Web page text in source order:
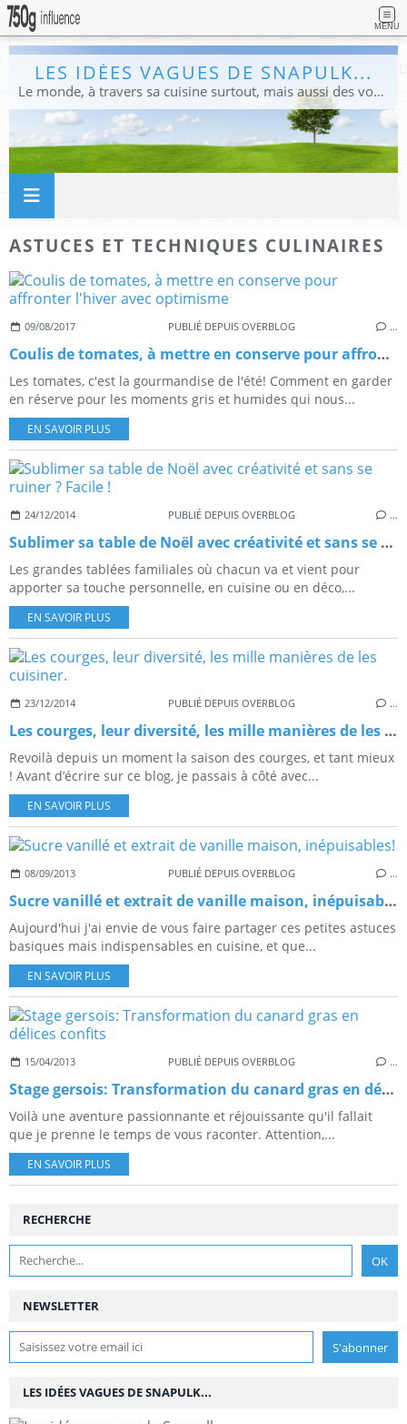
MENU
LES IDÉES VAGUES DE SNAPULK...
Le monde, à travers sa cuisine surtout, mais aussi des voyages, et des idées.
ASTUCES ET TECHNIQUES CULINAIRES
09/08/2017 PUBLIÉ DEPUIS OVERBLOG …
Coulis de tomates, à mettre en conserve pour affronter l'hiver avec optimisme
Les tomates, c'est la gourmandise de l'été! Comment en garder
en réserve pour les moments gris et humides qui nous...
EN SAVOIR PLUS
24/12/2014 PUBLIÉ DEPUIS OVERBLOG …
Sublimer sa table de Noël avec créativité et sans se ruiner ? Facile !
Les grandes tablées familiales où chacun va et vient pour
apporter sa touche personnelle, en cuisine ou en déco,...
EN SAVOIR PLUS
23/12/2014 PUBLIÉ DEPUIS OVERBLOG …
Les courges, leur diversité, les mille manières de les cuisiner.
Revoilà depuis un moment la saison des courges, et tant mieux
! Avant d’écrire sur ce blog, je passais à côté avec...
EN SAVOIR PLUS
08/09/2013 PUBLIÉ DEPUIS OVERBLOG …
Sucre vanillé et extrait de vanille maison, inépuisables!
Aujourd'hui j'ai envie de vous faire partager ces petites astuces
basiques mais indispensables en cuisine, et que...
EN SAVOIR PLUS
15/04/2013 PUBLIÉ DEPUIS OVERBLOG …
Stage gersois: Transformation du canard gras en délices confits
Voilà une aventure passionnante et réjouissante qu'il fallait
que je prenne le temps de vous raconter. Attention,...
EN SAVOIR PLUS
NEWSLETTER
RECHERCHE
LES IDÉES VAGUES DE SNAPULK...